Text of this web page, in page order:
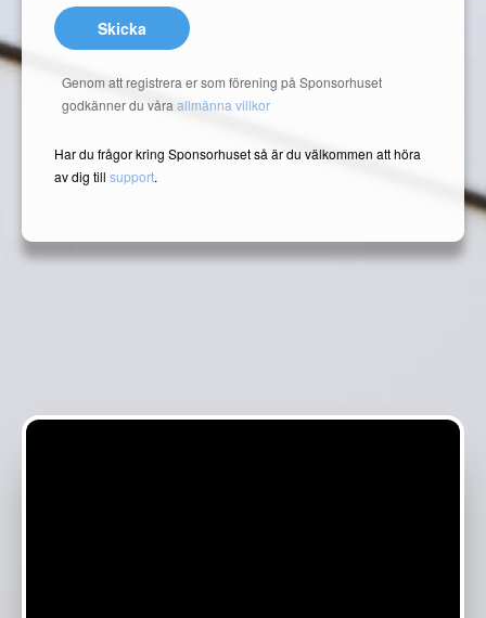
Skicka
Genom att registrera er som förening på Sponsorhuset
godkänner du våra allmänna villkor
Har du frågor kring Sponsorhuset så är du välkommen att höra
av dig till support.